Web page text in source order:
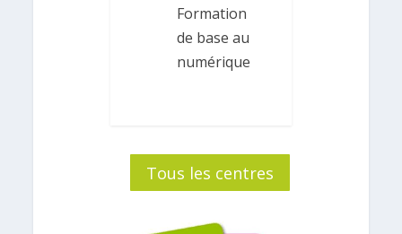
Formation
de base au
numérique
Tous les centres